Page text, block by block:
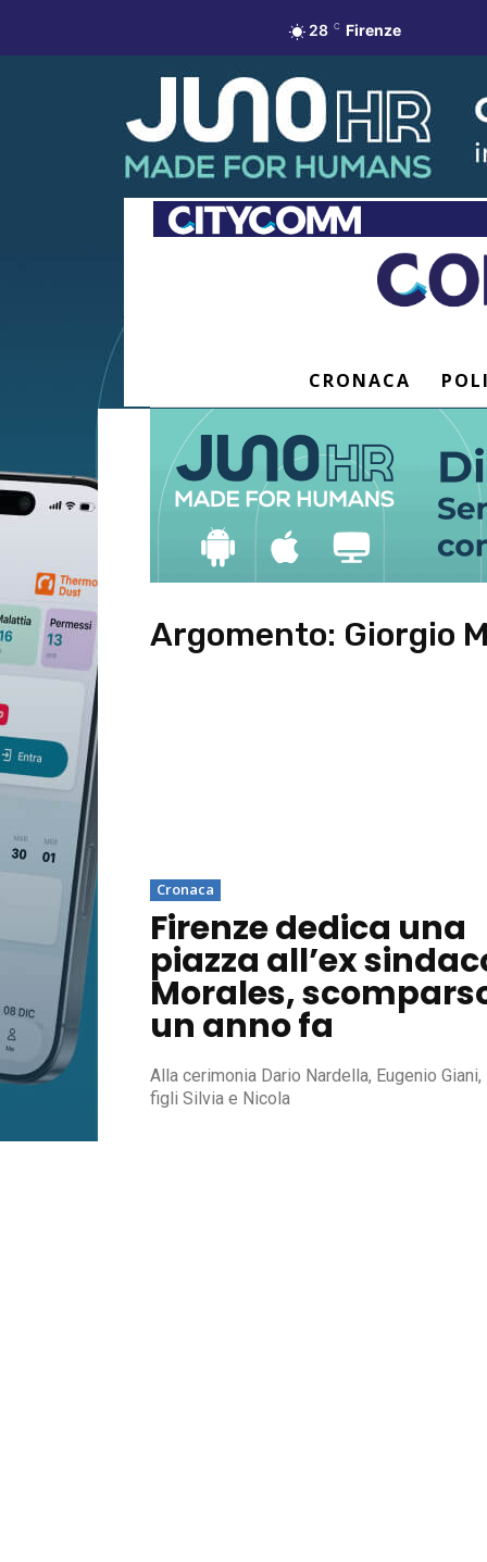
28 C Firenze
CRONACA
Argomento: Giorgio
Cronaca
Firenze dedica una
piazza all’ex
Morales,
un anno fa
Alla cerimonia Dario Nardella, Eugenio Giani,
figli Silvia e Nicola